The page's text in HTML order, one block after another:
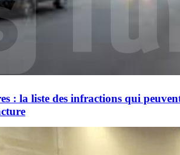
: la liste des infractions qui